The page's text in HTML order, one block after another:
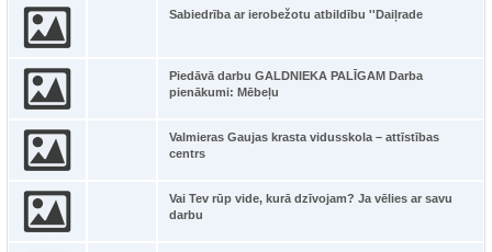
Sabiedrība ar ierobežotu atbildību ''Daiļrade
Piedāvā darbu GALDNIEKA PALĪGAM Darba
pienākumi: Mēbeļu
Valmieras Gaujas krasta vidusskola – attīstības
centrs
Vai Tev rūp vide, kurā dzīvojam? Ja vēlies ar savu
darbu